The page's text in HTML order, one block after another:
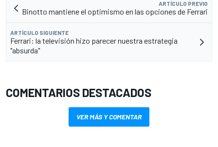
ARTÍCULO PREVIO
Binotto mantiene el optimismo en las opciones de Ferrari
ARTÍCULO SIGUIENTE
Ferrari: la televisión hizo parecer nuestra estrategia
"absurda"
COMENTARIOS DESTACADOS
VER MÁS Y COMENTAR